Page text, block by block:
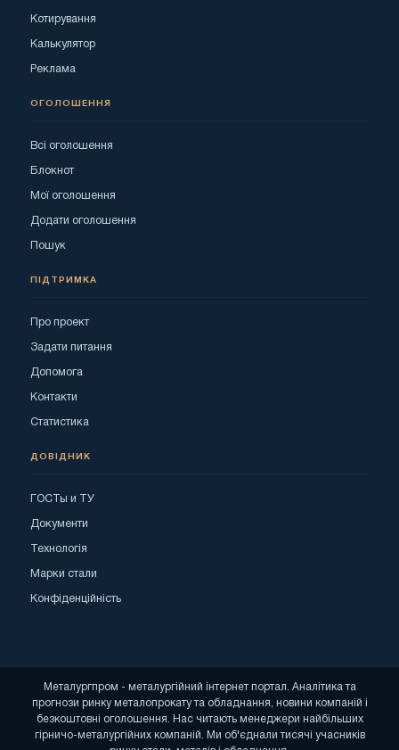
Котирування
Калькулятор
Реклама
ОГОЛОШЕННЯ
Всі оголошення
Блокнот
Мої оголошення
Додати оголошення
Пошук
ПІДТРИМКА
Про проект
Задати питання
Допомога
Контакти
Статистика
ДОВІДНИК
ГОСТы и ТУ
Документи
Технологія
Марки стали
Конфіденційність
Металургпром - металургійний інтернет портал. Аналітика та
прогнози ринку металопрокату та обладнання, новини компаній і
безкоштовні оголошення. Нас читають менеджери найбільших
гірничо-металургійних компаній. Ми об'єднали тисячі учасників